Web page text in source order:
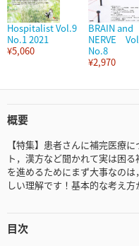
Hospitalist Vol.9
No.1 2021
¥5,060
BRAIN and
NERVE
No.8
¥2,970
概要
【特集】患者さんに補完医療
ト，漢方など聞かれて実は困
を進めるためにまず大事なの
しい理解です！基本的な考え
目次